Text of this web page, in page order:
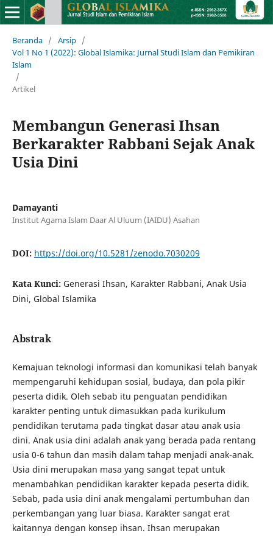
Beranda / Arsip /
Vol 1 No 1 (2022): Global Islamika: Jurnal Studi Islam dan Pemikiran
Islam
/
Artikel
Membangun Generasi Ihsan
Berkarakter Rabbani Sejak Anak
Usia Dini
Damayanti
Institut Agama Islam Daar Al Uluum (IAIDU) Asahan
DOI: https://doi.org/10.5281/zenodo.7030209
Kata Kunci: Generasi Ihsan, Karakter Rabbani, Anak Usia
Dini, Global Islamika
Abstrak
Kemajuan teknologi informasi dan komunikasi telah banyak
mempengaruhi kehidupan sosial, budaya, dan pola pikir
peserta didik. Oleh sebab itu penguatan pendidikan
karakter penting untuk dimasukkan pada kurikulum
pendidikan terutama pada tingkat dasar atau anak usia
dini. Anak usia dini adalah anak yang berada pada rentang
usia 0-6 tahun dan masih dalam tahap menjadi anak-anak.
Usia dini merupakan masa yang sangat tepat untuk
menambahkan pendidikan karakter kepada peserta didik.
Sebab, pada usia dini anak mengalami pertumbuhan dan
perkembangan yang luar biasa. Karakter sangat erat
kaitannya dengan konsep ihsan. Ihsan merupakan